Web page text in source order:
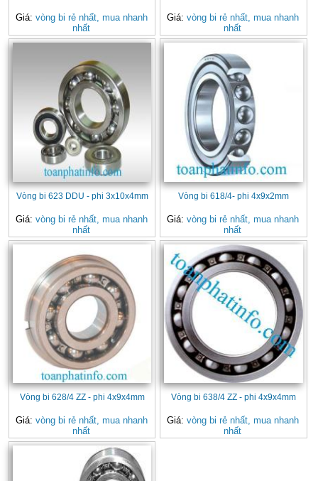
Giá: vòng bi rẻ nhất, mua nhanh
nhất
Giá: vòng bi rẻ nhất, mua nhanh
nhất
Vòng bi 623 DDU - phi 3x10x4mm
Giá: vòng bi rẻ nhất, mua nhanh
nhất
Vòng bi 618/4- phi 4x9x2mm
Giá: vòng bi rẻ nhất, mua nhanh
nhất
Vòng bi 628/4 ZZ - phi 4x9x4mm
Giá: vòng bi rẻ nhất, mua nhanh
nhất
Vòng bi 638/4 ZZ - phi 4x9x4mm
Giá: vòng bi rẻ nhất, mua nhanh
nhất